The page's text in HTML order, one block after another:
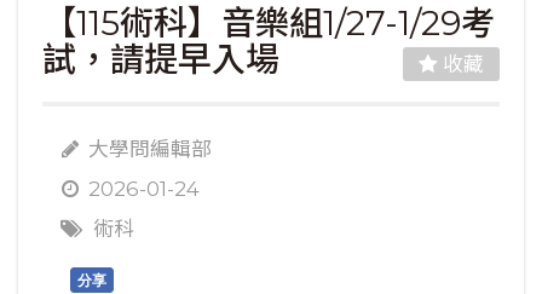
【115術科】音樂組1/27-1/29考
試，請提早入場
收藏
大學問編輯部
2026-01-24
術科
分享